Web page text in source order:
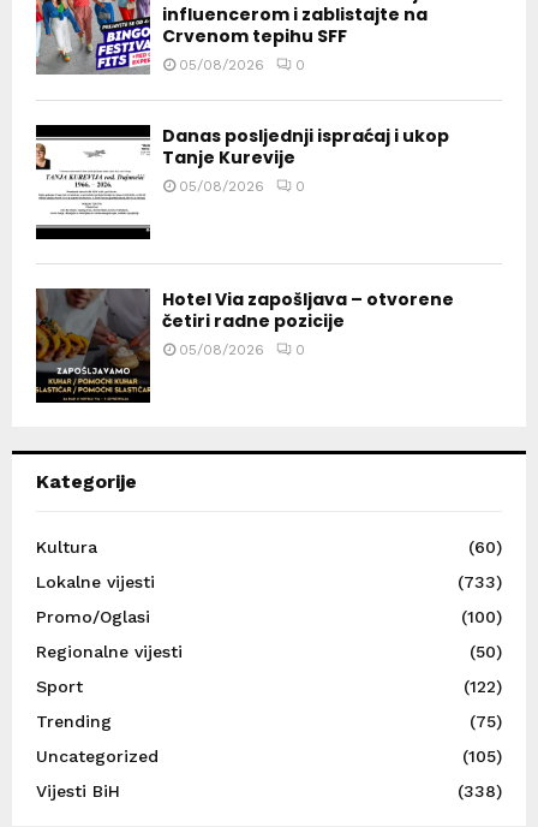
influencerom i zablistajte na
Crvenom tepihu SFF
05/08/2026 0
Danas posljednji ispraćaj i ukop
Tanje Kurevije
05/08/2026 0
Hotel Via zapošljava – otvorene
četiri radne pozicije
05/08/2026 0
Kategorije
Kultura
(60)
Lokalne vijesti
(733)
Promo/Oglasi
(100)
Regionalne vijesti
(50)
Sport
(122)
Trending
(75)
Uncategorized
(105)
Vijesti BiH
(338)